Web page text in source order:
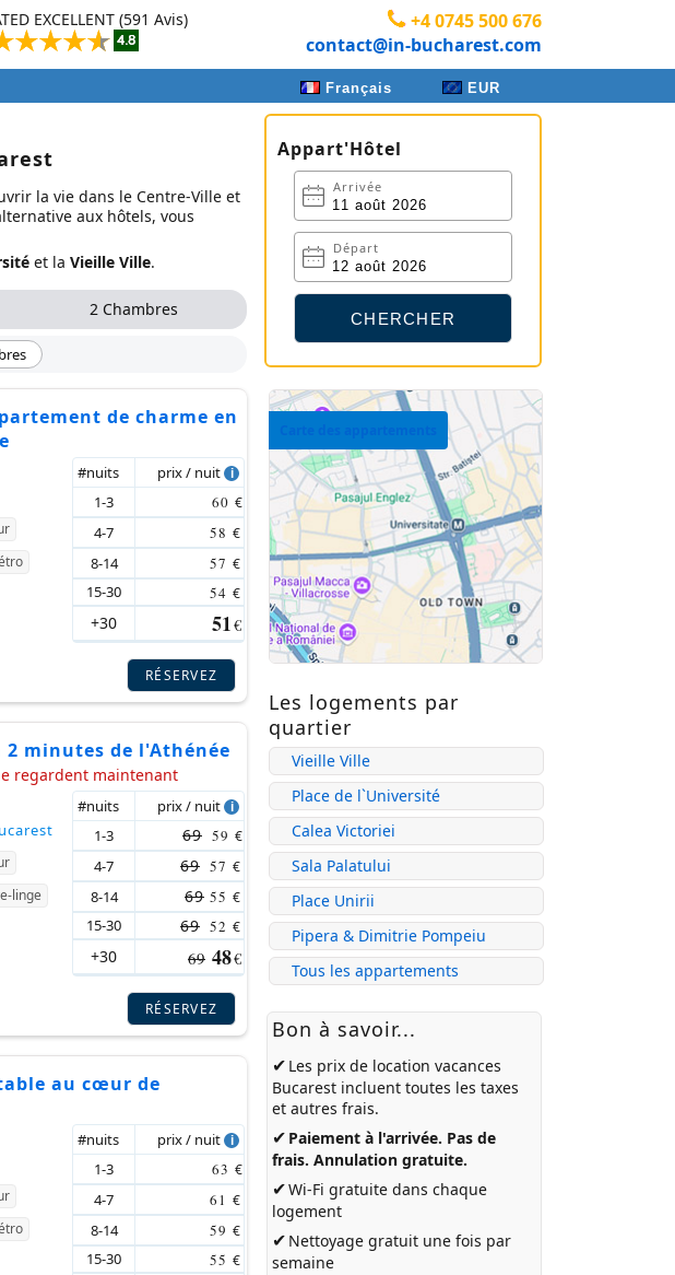
EXCELLENT (591 Avis)
+4 0745 500 676
contact@in-bucharest.com
Français EUR
la vie dans le Centre-Ville et
aux hôtels, vous
et la Vieille Ville.
2 Chambres
de charme en
#nuits
prix / nuit
1-3
60 €
4-7 58 €
8-14 57 €
15-30 54 €
+30 51€
RÉSERVEZ
minutes de l'Athénée
regardent maintenant
linge
#nuits
prix / nuit
1-3
69 59 €
4-7 69 57 €
8-14 69 55 €
15-30 69 52 €
+30 69 48€
RÉSERVEZ
au cœur de
#nuits
prix / nuit
1-3
63 €
4-7 61 €
8-14 59 €
15-30 55 €
Appart'Hôtel
Arrivée
Départ
Les logements par
quartier
Vieille Ville
Place de l`Université
Calea Victoriei
Sala Palatului
Place Unirii
Pipera & Dimitrie Pompeiu
Tous les appartements
Bon à savoir...
✔ Les prix de location vacances
Bucarest incluent toutes les taxes
et autres frais.
✔ Paiement à l'arrivée. Pas de
frais. Annulation gratuite.
✔Wi-Fi gratuite dans chaque
logement
✔ Nettoyage gratuit une fois par
semaine